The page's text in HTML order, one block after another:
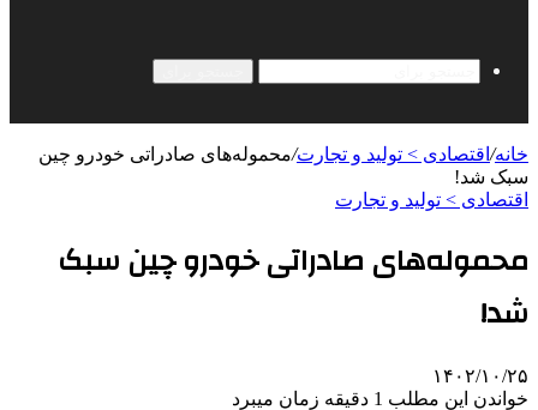
خانه/ اقتصادی > تولید و تجارت/محموله‌های صادراتی خودرو چین
سبک شد!
اقتصادی > تولید و تجارت
محموله‌های صادراتی خودرو چین سبک
شد!
۱۴۰۲/۱۰/۲۵
خواندن این مطلب 1 دقیقه زمان میبرد